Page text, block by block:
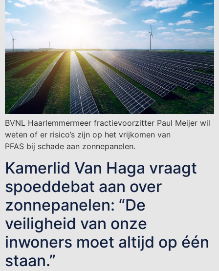
BVNL Haarlemmermeer fractievoorzitter Paul Meijer wil
weten of er risico’s zijn op het vrijkomen van
PFAS bij schade aan zonnepanelen.
Kamerlid Van Haga vraagt
spoeddebat aan over
zonnepanelen: “De
veiligheid van onze
inwoners moet altijd op één
staan.”